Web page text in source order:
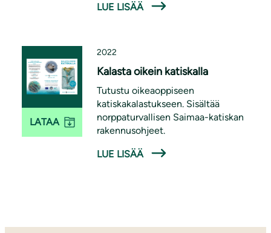
LUE LISÄÄ
LATAA
2022
Kalasta oikein katiskalla
Tutustu oikeaoppiseen
katiskakalastukseen. Sisältää
norppaturvallisen Saimaa-katiskan
rakennusohjeet.
LUE LISÄÄ